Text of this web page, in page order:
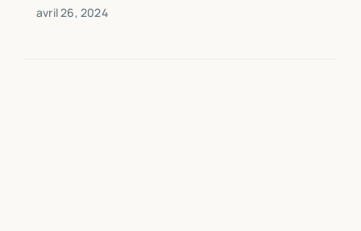
avril 26, 2024
Niveaux Scolaires